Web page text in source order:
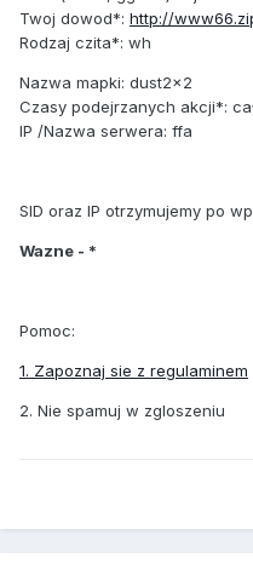
Twoj dowod*: http://
Rodzaj czita*: wh
Nazwa mapki: dust2x2
Czasy podejrzanych akcji*:
IP /Nazwa serwera: ffa
SID oraz IP otrzymujemy po
Wazne - *
Pomoc:
1. Zapoznaj sie z regulaminem
2. Nie spamuj w zgloszeniu